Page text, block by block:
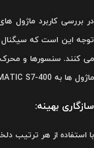
در بررسی کاربرد ماژول
می کنند. سنسورها و
ماژول ها به SIMATIC S7-400 متصل کرد.
سازگاری بهینه:
با استفاده از هر ترتیب